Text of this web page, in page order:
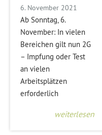
6. November 2021
Ab Sonntag, 6.
November: In vielen
Bereichen gilt nun 2G
– Impfung oder Test
an vielen
Arbeitsplätzen
erforderlich
weiterlesen